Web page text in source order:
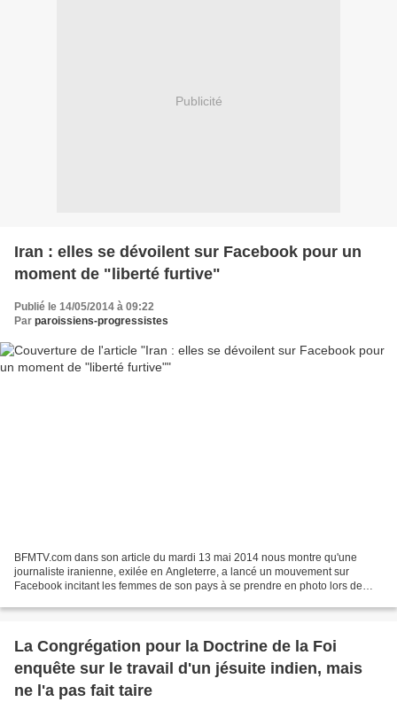
Publicité
Iran : elles se dévoilent sur Facebook pour un
moment de "liberté furtive"
Publié le 14/05/2014 à 09:22
Par paroissiens-progressistes
BFMTV.com dans son article du mardi 13 mai 2014 nous montre qu'une
journaliste iranienne, exilée en Angleterre, a lancé un mouvement sur
Facebook incitant les femmes de son pays à se prendre en photo lors de
La Congrégation pour la Doctrine de la Foi
enquête sur le travail d'un jésuite indien, mais
ne l'a pas fait taire